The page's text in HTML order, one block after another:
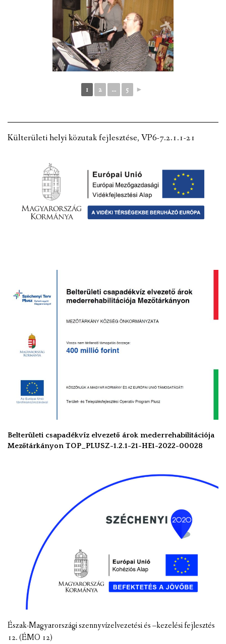
1 2 ... 5 ►
Külterületi helyi közutak fejlesztése, VP6-7.2.1.1-21
Belterületi csapadékvíz elvezető árok mederrehabilitációja
Mezőtárkányon TOP_PLUSZ-1.2.1-21-HE1-2022-00028
Észak-Magyarországi szennyvízelvezetési és –kezelési fejlesztés
12. (ÉMO 12)